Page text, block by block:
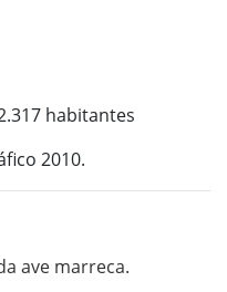
habitantes
2010.
ave marreca.